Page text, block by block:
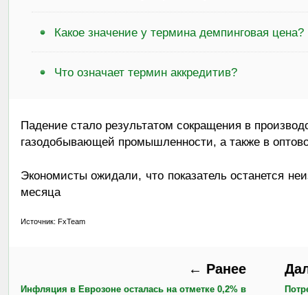
Какое значение у термина демпинговая цена?
Что означает термин аккредитив?
Падение стало результатом сокращения в
газодобывающей промышленности, а также в
Экономисты ожидали, что показатель останется
месяца
Источник: FxTeam
← Ранее
Инфляция в Еврозоне осталась на отметке 0,2% в